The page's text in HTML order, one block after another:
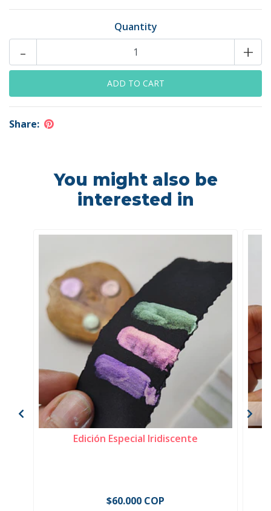
Quantity
+
-
Share:
You might also be
interested in
Edición Especial Iridiscente
$60.000 COP